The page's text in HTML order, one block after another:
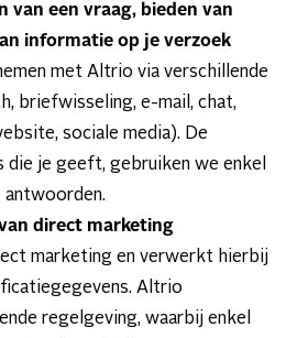
van een vraag, bieden van
informatie op je verzoek
met Altrio via verschillende
briefwisseling, e-mail, chat,
sociale media). De
die je geeft, gebruiken we enkel
antwoorden.
direct marketing
marketing en verwerkt hierbij
Altrio
regelgeving, waarbij enkel